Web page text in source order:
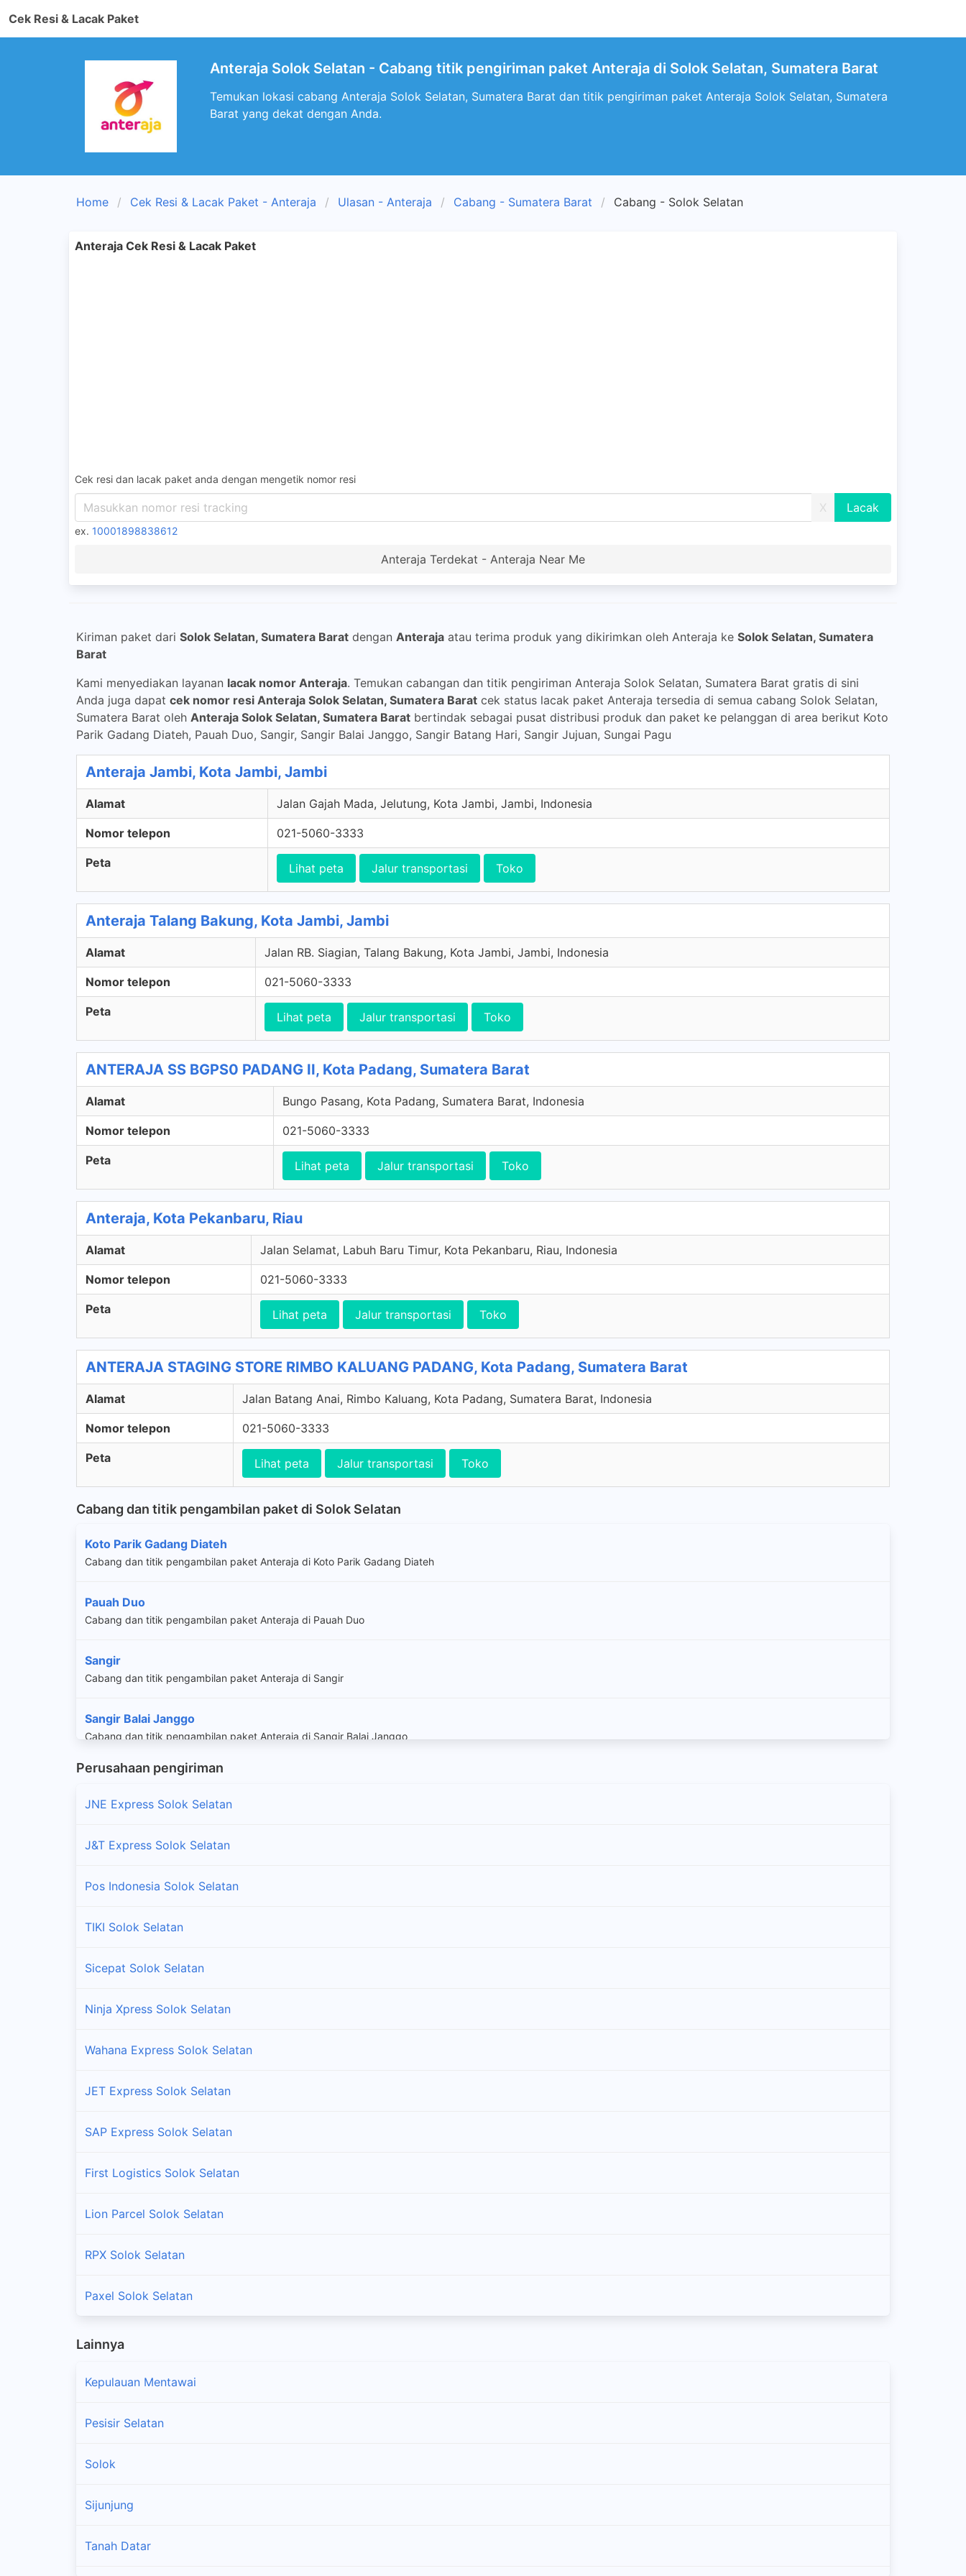
Cek Resi & Lacak Paket
Anteraja Solok Selatan - Cabang titik pengiriman paket Anteraja di Solok Selatan, Sumatera Barat
Temukan lokasi cabang Anteraja Solok Selatan, Sumatera Barat dan titik pengiriman paket Anteraja Solok Selatan, Sumatera
Barat yang dekat dengan Anda.
Home Cek Resi & Lacak Paket - Anteraja Ulasan - Anteraja Cabang - Sumatera Barat Cabang - Solok Selatan
Anteraja Cek Resi & Lacak Paket
Cek resi dan lacak paket anda dengan mengetik nomor resi
X
ex. 10001898838612
Anteraja Terdekat - Anteraja Near Me
Kiriman paket dari Solok Selatan, Sumatera Barat dengan Anteraja atau terima produk yang dikirimkan oleh Anteraja ke Solok Selatan, Sumatera
Barat
Kami menyediakan layanan lacak nomor Anteraja. Temukan cabangan dan titik pengiriman Anteraja Solok Selatan, Sumatera Barat gratis di sini
Anda juga dapat cek nomor resi Anteraja Solok Selatan, Sumatera Barat cek status lacak paket Anteraja tersedia di semua cabang Solok Selatan,
Sumatera Barat oleh Anteraja Solok Selatan, Sumatera Barat bertindak sebagai pusat distribusi produk dan paket ke pelanggan di area berikut Koto
Parik Gadang Diateh, Pauah Duo, Sangir, Sangir Balai Janggo, Sangir Batang Hari, Sangir Jujuan, Sungai Pagu
Anteraja Jambi, Kota Jambi, Jambi
Alamat Jalan Gajah Mada, Jelutung, Kota Jambi, Jambi, Indonesia
Nomor telepon 021-5060-3333
Peta Lihat peta Jalur transportasi Toko
Anteraja Talang Bakung, Kota Jambi, Jambi
Alamat Jalan RB. Siagian, Talang Bakung, Kota Jambi, Jambi, Indonesia
Nomor telepon 021-5060-3333
Peta Lihat peta Jalur transportasi Toko
ANTERAJA SS BGPS0 PADANG II, Kota Padang, Sumatera Barat
Alamat Bungo Pasang, Kota Padang, Sumatera Barat, Indonesia
Nomor telepon 021-5060-3333
Peta Lihat peta Jalur transportasi Toko
Anteraja, Kota Pekanbaru, Riau
Alamat Jalan Selamat, Labuh Baru Timur, Kota Pekanbaru, Riau, Indonesia
Nomor telepon 021-5060-3333
Peta Lihat peta Jalur transportasi Toko
ANTERAJA STAGING STORE RIMBO KALUANG PADANG, Kota Padang, Sumatera Barat
Alamat Jalan Batang Anai, Rimbo Kaluang, Kota Padang, Sumatera Barat, Indonesia
Nomor telepon 021-5060-3333
Peta Lihat peta Jalur transportasi Toko
Cabang dan titik pengambilan paket di Solok Selatan
Koto Parik Gadang Diateh
Cabang dan titik pengambilan paket Anteraja di Koto Parik Gadang Diateh
Pauah Duo
Cabang dan titik pengambilan paket Anteraja di Pauah Duo
Sangir
Cabang dan titik pengambilan paket Anteraja di Sangir
Sangir Balai Janggo
Cabang dan titik pengambilan paket Anteraja di Sangir Balai Janggo
Sangir Batang Hari
Cabang dan titik pengambilan paket Anteraja di Sangir Jujuan
Sungai Pagu
Perusahaan pengiriman
JNE Express Solok Selatan
J&T Express Solok Selatan
Pos Indonesia Solok Selatan
TIKI Solok Selatan
Sicepat Solok Selatan
Ninja Xpress Solok Selatan
Wahana Express Solok Selatan
JET Express Solok Selatan
SAP Express Solok Selatan
First Logistics Solok Selatan
Lion Parcel Solok Selatan
RPX Solok Selatan
Paxel Solok Selatan
Lainnya
Kepulauan Mentawai
Pesisir Selatan
Solok
Sijunjung
Tanah Datar